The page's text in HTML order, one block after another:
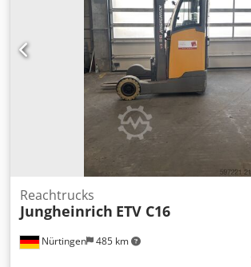
Nürtingen 485 km
Reachtrucks
Jungheinrich ETV C16